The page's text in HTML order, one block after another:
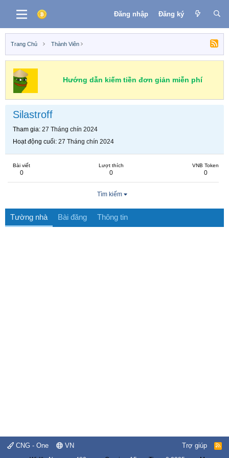
Đăng nhập Đăng ký
Trang Chủ Thành Viên
Hướng dẫn kiếm tiền đơn giản miễn phí
Silastroff
Tham gia 27 Tháng chín 2024
Hoạt động cuối 27 Tháng chín 2024
Bài viết
0
Lượt thích
0
VNB Token
0
Tìm kiếm
Tường nhà Bài đăng Thông tin
CNG - One VN Trợ giúp
R